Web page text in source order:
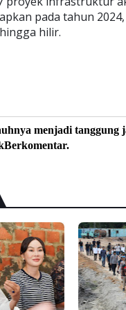
pada tahun
hilir.
menjadi